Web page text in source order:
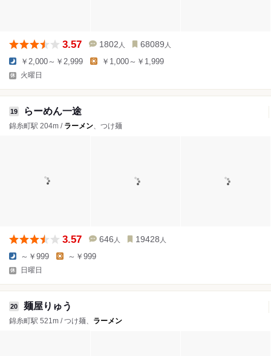
3.57 1802 人 68089 人
￥2,000～￥2,999 ￥1,000～￥1,999
火曜日
19 らーめん一途
錦糸町駅 204m / ラーメン、つけ麺
3.57 646 人 19428 人
～￥999 ～￥999
日曜日
20 麺屋りゅう
錦糸町駅 521m / つけ麺、 ラーメン